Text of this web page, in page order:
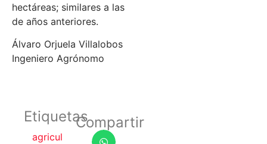
hectáreas; similares a las
de años anteriores.
Álvaro Orjuela Villalobos
Ingeniero Agrónomo
Etiquetas
agricul
Compartir